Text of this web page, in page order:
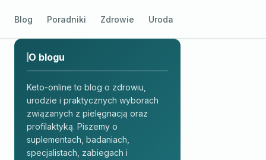
Blog Poradniki Zdrowie Uroda
O blogu
Keto-online to blog o zdrowiu,
urodzie i praktycznych wyborach
związanych z pielęgnacją oraz
profilaktyką. Piszemy o
suplementach, badaniach,
specjalistach, zabiegach i